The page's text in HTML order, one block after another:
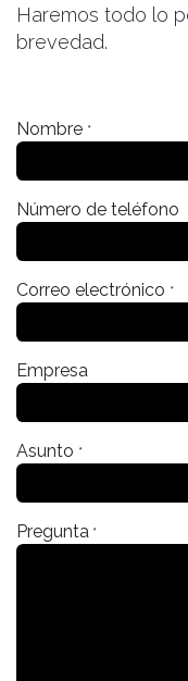
Haremos todo lo
brevedad.
Nombre *
Número de teléfono
Correo electrónico *
Empresa
Asunto *
Pregunta *